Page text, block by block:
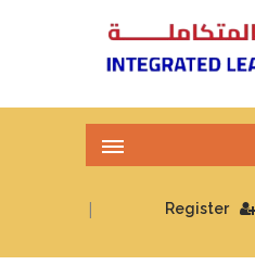
| Register